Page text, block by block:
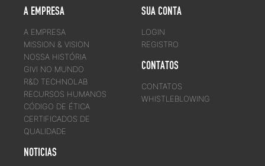
A EMPRESA
A EMPRESA
MISSION & VISION
NOSSA HISTÓRIA
GIVI NO MUNDO
R&D TECHNOLAB
RECURSOS HUMANOS
CÓDIGO DE ÉTICA
CERTIFICADOS DE
QUALIDADE
NOTICIAS
SUA CONTA
LOGIN
REGISTRO
CONTATOS
CONTATOS
WHISTLEBLOWING